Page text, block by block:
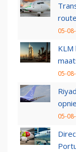
05-
05-
05-